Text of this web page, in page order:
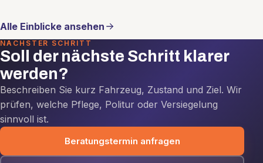
Alle Einblicke ansehen
NÄCHSTER SCHRITT
Soll der nächste Schritt klarer
werden?
Beschreiben Sie kurz Fahrzeug, Zustand und Ziel. Wir
prüfen, welche Pflege, Politur oder Versiegelung
sinnvoll ist.
Beratungstermin anfragen